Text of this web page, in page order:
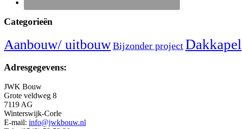
Categorieën
Aanbouw/ uitbouwBijzonder projectDakkapel
Adresgegevens:
JWK Bouw
Grote veldweg 8
7119 AG
Winterswijk-Corle
E-mail: info@jwkbouw.nl